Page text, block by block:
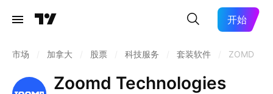
开始
市场 加拿大 股票 科技服务 套装软件 ZOMD
Zoomd Technologies